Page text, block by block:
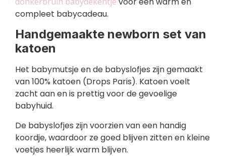
compleet babycadeau.
Handgemaakte newborn set van
katoen
Het babymutsje en de babyslofjes zijn gemaakt
van 100% katoen (Drops Paris). Katoen voelt
zacht aan en is prettig voor de gevoelige
babyhuid.
De babyslofjes zijn voorzien van een handig
koordje, waardoor ze goed blijven zitten en kleine
voetjes heerlijk warm blijven.